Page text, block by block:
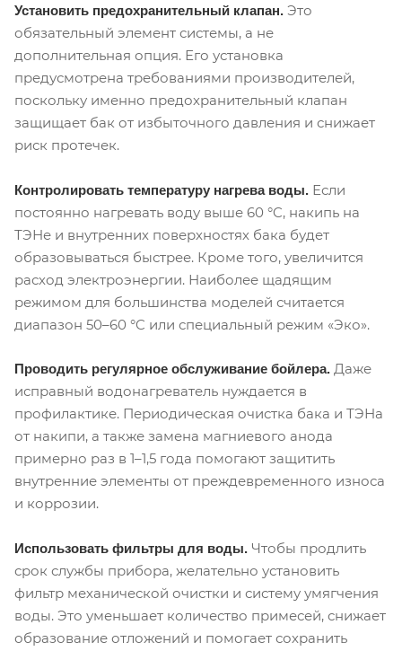
Установить предохранительный клапан. Это
обязательный элемент системы, а не
дополнительная опция. Его установка
предусмотрена требованиями производителей,
поскольку именно предохранительный клапан
защищает бак от избыточного давления и снижает
риск протечек.
Контролировать температуру нагрева воды. Если
постоянно нагревать воду выше 60 °C, накипь на
ТЭНе и внутренних поверхностях бака будет
образовываться быстрее. Кроме того, увеличится
расход электроэнергии. Наиболее щадящим
режимом для большинства моделей считается
диапазон 50–60 °C или специальный режим «Эко».
Проводить регулярное обслуживание бойлера. Даже
исправный водонагреватель нуждается в
профилактике. Периодическая очистка бака и ТЭНа
от накипи, а также замена магниевого анода
примерно раз в 1–1,5 года помогают защитить
внутренние элементы от преждевременного износа
и коррозии.
Использовать фильтры для воды. Чтобы продлить
срок службы прибора, желательно установить
фильтр механической очистки и систему умягчения
воды. Это уменьшает количество примесей, снижает
образование отложений и помогает сохранить